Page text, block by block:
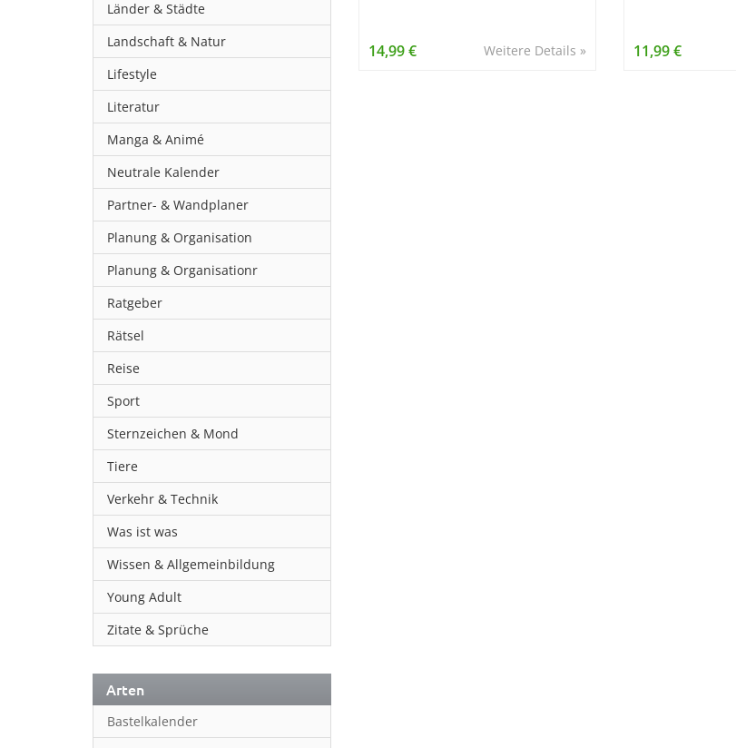
Länder & Städte
Landschaft & Natur
Lifestyle
Literatur
Manga & Animé
Neutrale Kalender
Partner- & Wandplaner
Planung & Organisation
Planung & Organisationr
Ratgeber
Rätsel
Reise
Sport
Sternzeichen & Mond
Tiere
Verkehr & Technik
Was ist was
Wissen & Allgemeinbildung
Young Adult
Zitate & Sprüche
Arten
Bastelkalender
Weitere Details »
14,99 € 11,99 €